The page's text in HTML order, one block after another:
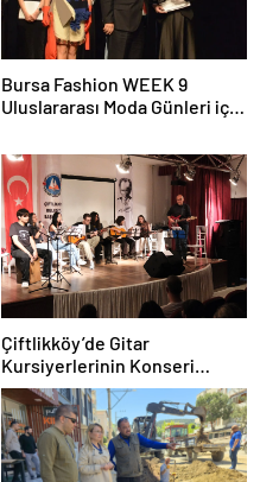
Bursa Fashion WEEK 9
Uluslararası Moda Günleri için
Çiftlikköy’de Gitar
Kursiyerlerinin Konseri
Beğeni Topladı